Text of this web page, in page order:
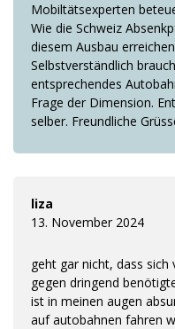
Mobiltätsexperten
Wie die Schweiz
diesem Ausbau
Selbstverständlich
entsprechendes
Frage der Dimension.
selber. Freundliche
liza
13. November 2024
geht gar nicht, dass
gegen dringend
ist in meinen augen
auf autobahnen fahren